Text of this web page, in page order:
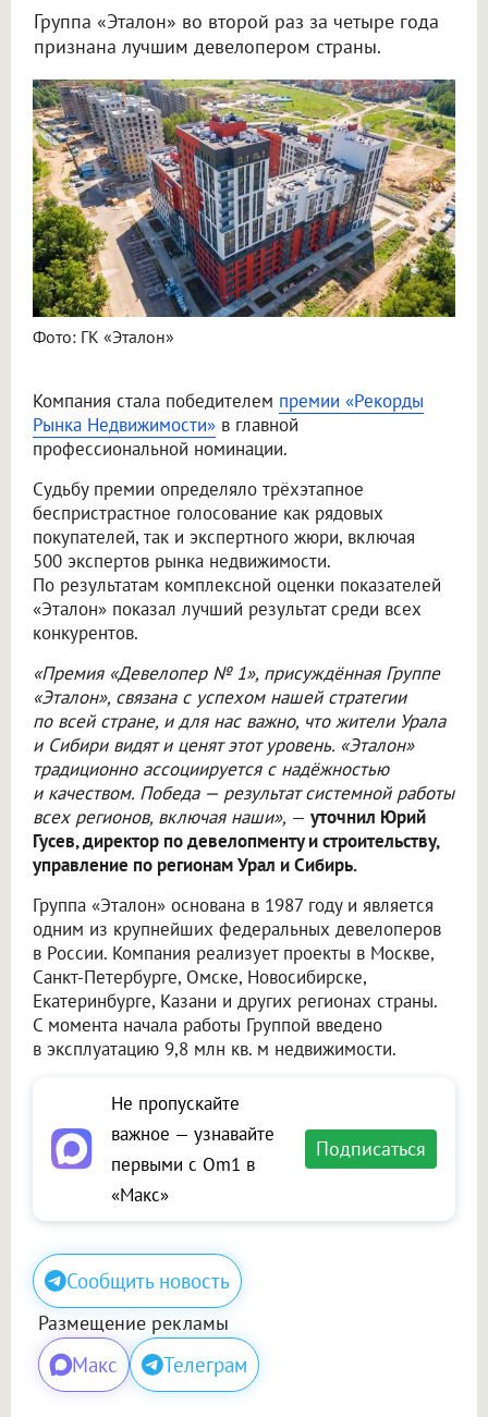
Группа «Эталон» во второй раз за четыре года
признана лучшим девелопером страны.
Фото: ГК «Эталон»
Компания стала победителем премии «Рекорды
Рынка Недвижимости» в главной
профессиональной номинации.
Судьбу премии определяло трёхэтапное
беспристрастное голосование как рядовых
покупателей, так и экспертного жюри, включая
500 экспертов рынка недвижимости.
По результатам комплексной оценки показателей
«Эталон» показал лучший результат среди всех
конкурентов.
«Премия «Девелопер № 1», присуждённая Группе
«Эталон», связана с успехом нашей стратегии
по всей стране, и для нас важно, что жители Урала
и Сибири видят и ценят этот уровень. «Эталон»
традиционно ассоциируется с надёжностью
и качеством. Победа — результат системной работы
всех регионов, включая наши», — уточнил Юрий
Гусев, директор по девелопменту и строительству,
управление по регионам Урал и Сибирь.
Группа «Эталон» основана в 1987 году и является
одним из крупнейших федеральных девелоперов
в России. Компания реализует проекты в Москве,
Санкт-Петербурге, Омске, Новосибирске,
Екатеринбурге, Казани и других регионах страны.
С момента начала работы Группой введено
в эксплуатацию 9,8 млн кв. м недвижимости.
Не пропускайте
важное — узнавайте
первыми с Om1 в
«Макс»
Подписаться
Сообщить новость
Размещение рекламы
Макс Телеграм